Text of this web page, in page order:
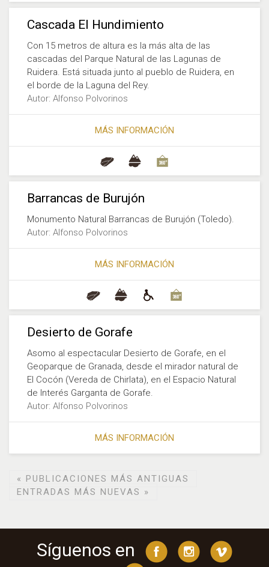
Cascada El Hundimiento
Con 15 metros de altura es la más alta de las
cascadas del Parque Natural de las Lagunas de
Ruidera. Está situada junto al pueblo de Ruidera, en
el borde de la Laguna del Rey.
Autor: Alfonso Polvorinos
MÁS INFORMACIÓN
Barrancas de Burujón
Monumento Natural Barrancas de Burujón (Toledo).
Autor: Alfonso Polvorinos
MÁS INFORMACIÓN
Desierto de Gorafe
Asomo al espectacular Desierto de Gorafe, en el
Geoparque de Granada, desde el mirador natural de
El Cocón (Vereda de Chirlata), en el Espacio Natural
de Interés Garganta de Gorafe.
Autor: Alfonso Polvorinos
MÁS INFORMACIÓN
« PUBLICACIONES MÁS ANTIGUAS
ENTRADAS MÁS NUEVAS »
Síguenos en